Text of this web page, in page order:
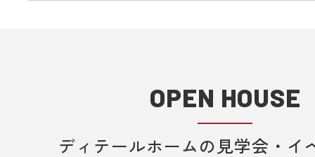
OPEN HOUSE
ディテールホームの見学会・イ